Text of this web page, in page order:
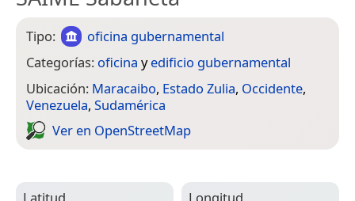
Tipo:
oficina gubernamental
Categorías: oficina yedificio gubernamental
Ubicación: Maracaibo, Estado Zulia, Occidente,
Venezuela, Sudamérica
Ver en Open­Street­Map
Latitud Longitud